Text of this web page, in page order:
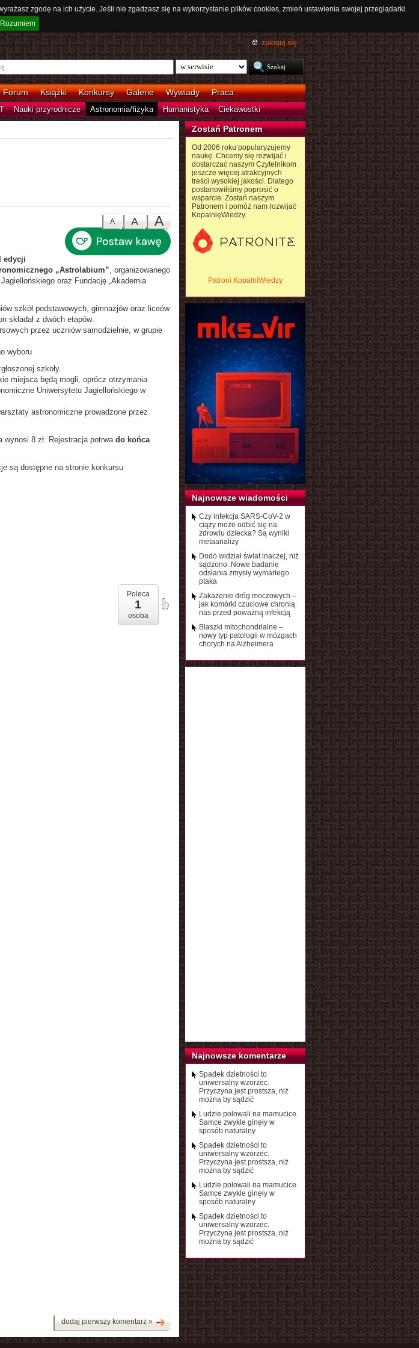
zgodę na ich użycie. Jeśli nie zgadzasz się na wykorzystanie plików cookies, zmień ustawienia swojej przeglądarki.
Rozumiem
zaloguj się
Forum Książki Konkursy Galerie Wywiady Praca
Nauki przyrodnicze Astronomia/fizyka Humanistyka Ciekawostki
A
A
A
edycji
„Astrolabium”, organizowanego
oraz Fundację „Akademia
szkół podstawowych, gimnazjów oraz liceów
składał z dwóch etapów:
przez uczniów samodzielnie, w grupie
wyboru
szkoły.
miejsca będą mogli, oprócz otrzymania
Uniwersytetu Jagiellońskiego w
astronomiczne prowadzone przez
wynosi 8 zł. Rejestracja potrwa do końca
są dostępne na stronie konkursu
Poleca
1
osoba
dodaj pierwszy komentarz »
Zostań Patronem
Od 2006 roku popularyzujemy
naukę. Chcemy się rozwijać i
dostarczać naszym Czytelnikom
jeszcze więcej atrakcyjnych
treści wysokiej jakości. Dlatego
postanowiliśmy poprosić o
wsparcie. Zostań naszym
Patronem i pomóż nam rozwijać
KopalnięWiedzy.
Patroni KopalniWiedzy
Najnowsze wiadomości
Czy infekcja SARS-CoV-2 w
ciąży może odbić się na
zdrowiu dziecka? Są wyniki
metaanalizy
Dodo widział świat inaczej, niż
sądzono. Nowe badanie
odsłania zmysły wymarłego
ptaka
Zakażenie dróg moczowych –
jak komórki czuciowe chronią
nas przed poważną infekcją
Blaszki mitochondrialne –
nowy typ patologii w mózgach
chorych na Alzheimera
Najnowsze komentarze
Spadek dzietności to
uniwersalny wzorzec.
Przyczyna jest prostsza, niż
można by sądzić
Ludzie polowali na mamucice.
Samce zwykle ginęły w
sposób naturalny
Spadek dzietności to
uniwersalny wzorzec.
Przyczyna jest prostsza, niż
można by sądzić
Ludzie polowali na mamucice.
Samce zwykle ginęły w
sposób naturalny
Spadek dzietności to
uniwersalny wzorzec.
Przyczyna jest prostsza, niż
można by sądzić